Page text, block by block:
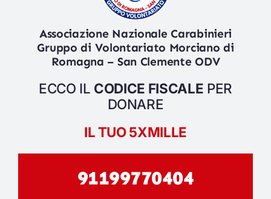
Benemerite
Associazione Nazionale Carabinieri
Gruppo di Volontariato Morciano di
Romagna – San Clemente ODV
ECCO IL CODICE FISCALE PER
DONARE
IL TUO 5XMILLE
91199770404